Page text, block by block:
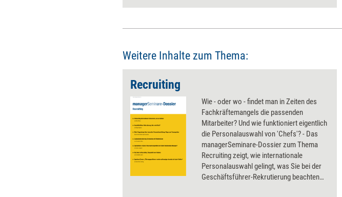
Recruiting? Und warum sind sie
Vier neue Bücher liefern
Weitere Inhalte zum Thema:
Recruiting
Wie - oder wo - findet man in Zeiten des
Fachkräftemangels die passenden
Mitarbeiter? Und wie funktioniert eigentlich
die Personalauswahl von 'Chefs'? - Das
managerSeminare-Dossier zum Thema
Recruiting zeigt, wie internationale
Personalauswahl gelingt, was Sie bei der
Geschäftsführer-Rekrutierung beachten